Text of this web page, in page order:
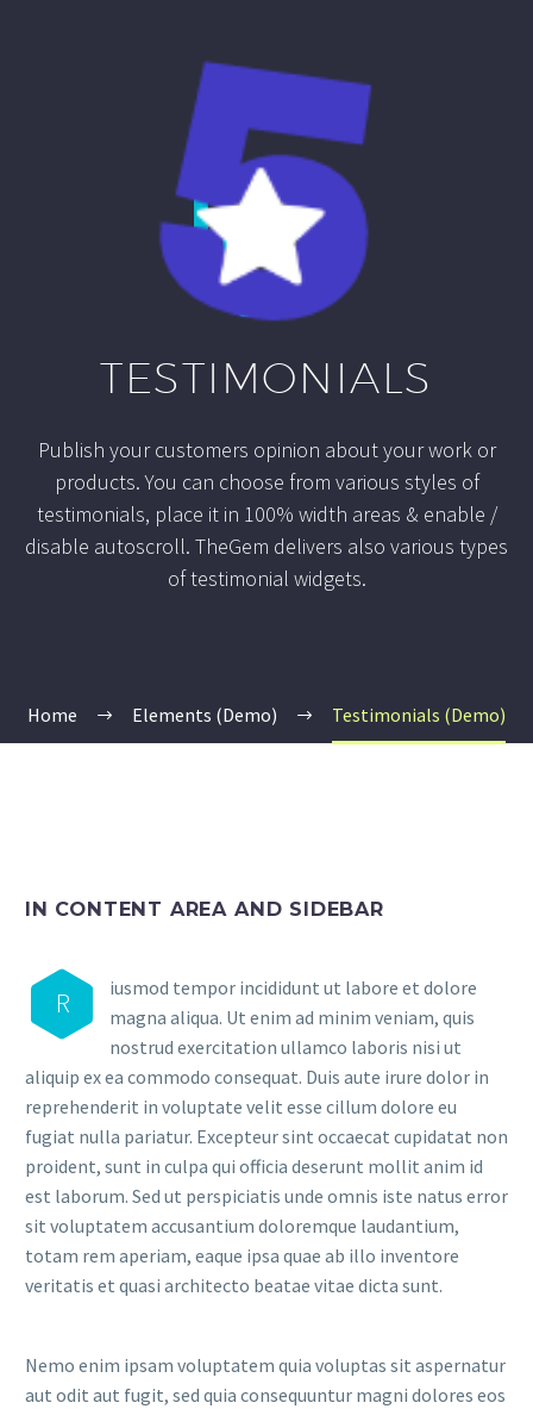


TESTIMONIALS
Publish your customers opinion about your work or
products. You can choose from various styles of
testimonials, place it in 100% width areas & enable /
disable autoscroll. TheGem delivers also various types
of testimonial widgets.
Home Elements (Demo) Testimonials (Demo)
IN CONTENT AREA AND SIDEBAR
R
iusmod tempor incididunt ut labore et dolore
magna aliqua. Ut enim ad minim veniam, quis
nostrud exercitation ullamco laboris nisi ut
aliquip ex ea commodo consequat. Duis aute irure dolor in
reprehenderit in voluptate velit esse cillum dolore eu
fugiat nulla pariatur. Excepteur sint occaecat cupidatat non
proident, sunt in culpa qui officia deserunt mollit anim id
est laborum. Sed ut perspiciatis unde omnis iste natus error
sit voluptatem accusantium doloremque laudantium,
totam rem aperiam, eaque ipsa quae ab illo inventore
veritatis et quasi architecto beatae vitae dicta sunt.
Nemo enim ipsam voluptatem quia voluptas sit aspernatur
aut odit aut fugit, sed quia consequuntur magni dolores eos